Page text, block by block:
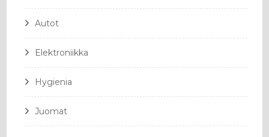
Autot
Elektroniikka
Hygienia
Juomat